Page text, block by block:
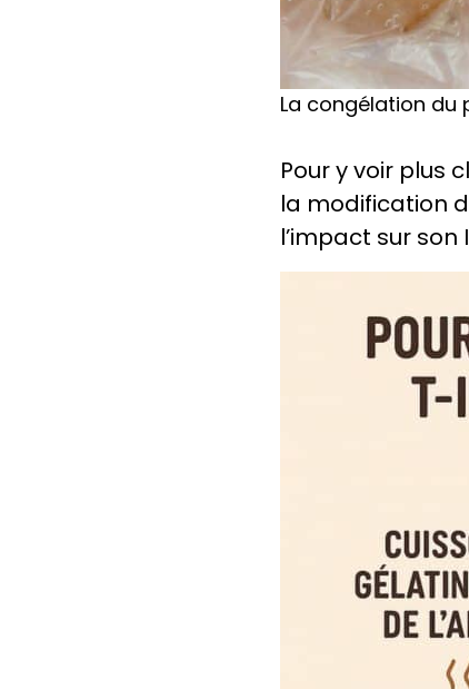
La congélation du
Pour y voir plus
la modification
l’impact sur son